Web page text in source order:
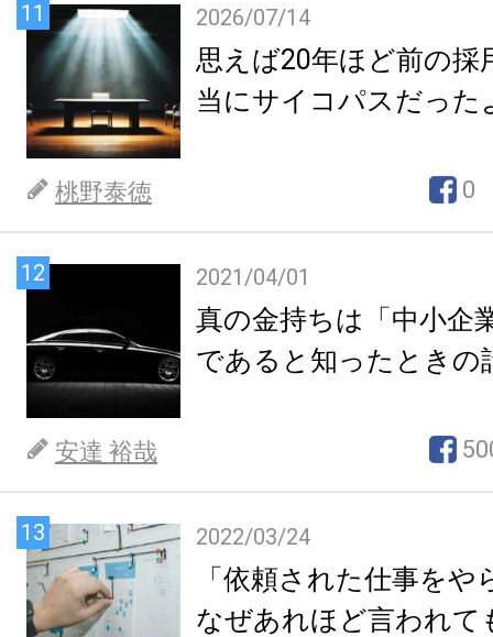
11 2026/07/14
思えば20年ほど前の採
当にサイコパスだった
桃野泰徳 0
12 2021/04/01
真の金持ちは「中小企
であると知ったときの
安達 裕哉
13 2022/03/24
「依頼された仕事を
なぜあれほど言われて